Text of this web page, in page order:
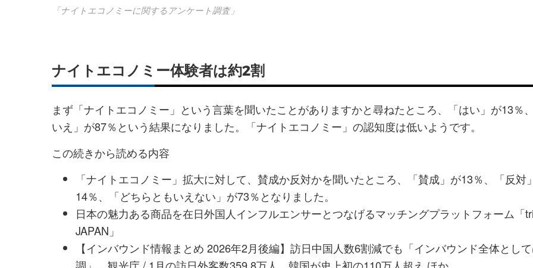
「ナイトエコノミーに関するアンケート調査」
ナイトエコノミー体験者は約2割
まず「ナイトエコノミー」という言葉を聞いたことがありますかと尋ねたところ、「はい」が13％
いえ」が87％という結果になりました。「ナイトエコノミー」の認知度は低いようです。
この続きから読める内容
「ナイトエコノミー」拡大に対して、賛成か反対かを聞いたところ、「賛成」が13％、「反対
14％、「どちらともいえない」が73％となりました。
日本の魅力ある商品を在日外国人インフルエンサーとつなげるマッチングプラットフォーム「
JAPAN」
【インバウンド情報まとめ 2026年2月後編】訪日中国人数6割減でも「インバウンド全体とし